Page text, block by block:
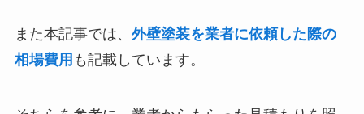
また本記事では、 外壁塗装を業者に依頼した際の
相場費用 も記載しています。